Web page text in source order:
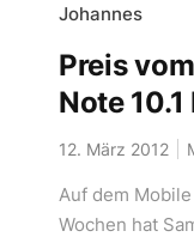
Johannes
Preis
Note
12. März 2012
Auf dem
Wochen hat